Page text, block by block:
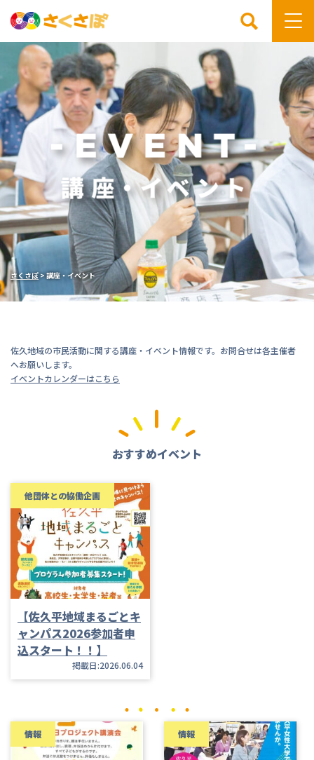
検索
さくさぽ >講座・イベント
佐久地域の市民活動に関する講座・イベント情報です。お問合せは各主催者
へお願いします。
イベントカレンダーはこちら
おすすめイベント
他団体との協働企画
【佐久平地域まるごとキ
ャンパス2026参加者申
込スタート！！】
掲載日:2026.06.04
情報 情報